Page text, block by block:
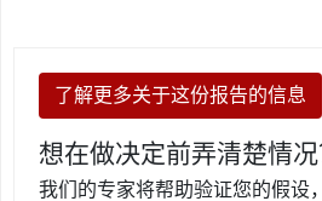
了解更多关于这份报告的信息
想在做决定前弄清楚情况
我们的专家将帮助验证您的假设